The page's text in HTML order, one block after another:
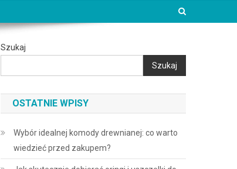
Szukaj
Szukaj
OSTATNIE WPISY
Wybór idealnej komody drewnianej: co warto
wiedzieć przed zakupem?